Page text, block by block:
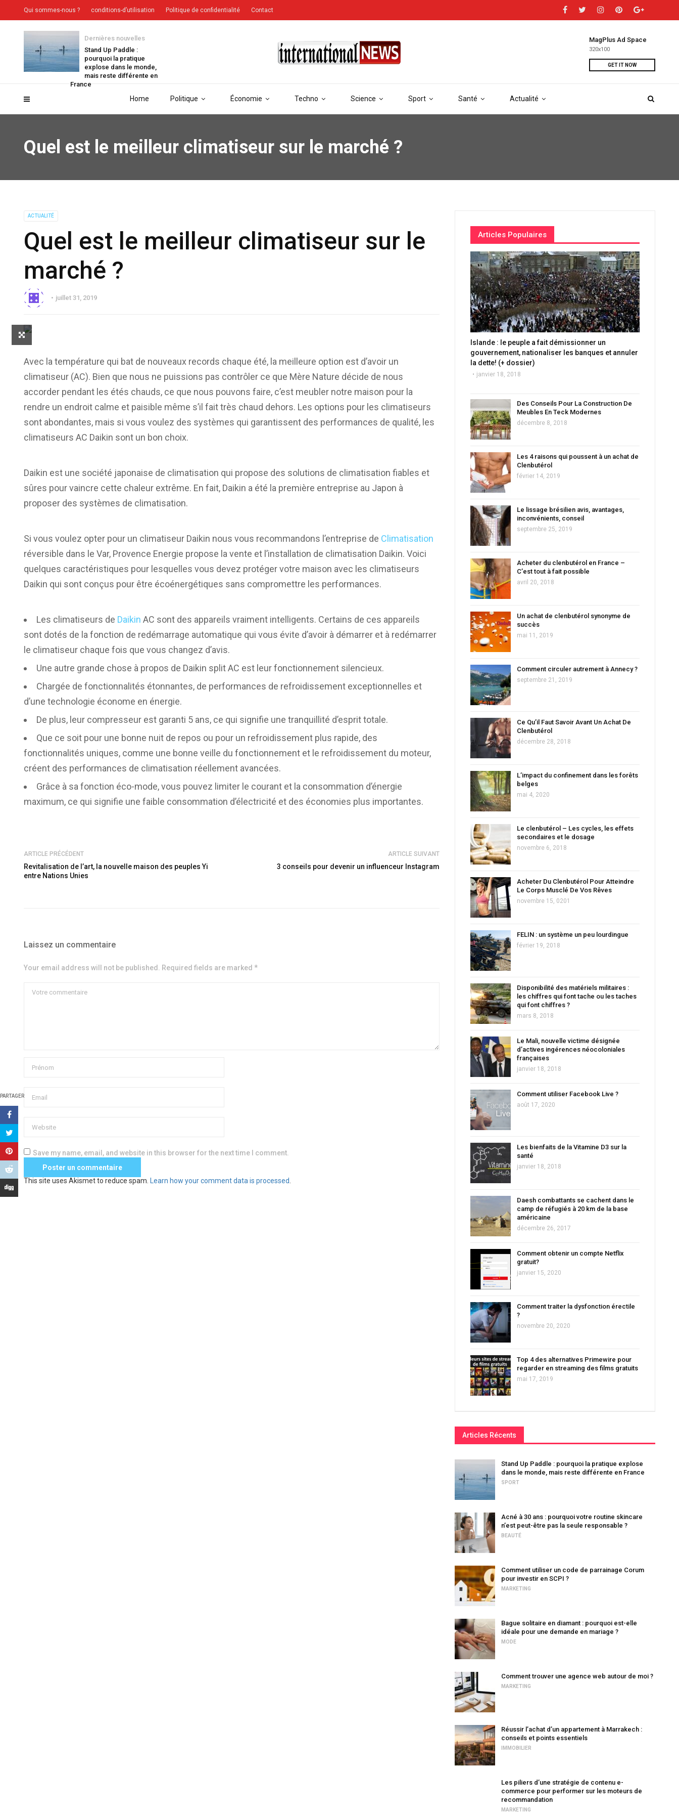
Home Politique Économie Techno Science Sport Santé Actualité
MagPlus Ad Space
320x100
GET IT NOW
Dernières nouvelles
Stand Up Paddle :
pourquoi la pratique
explose dans le monde,
mais reste différente en
France
Qui sommes-nous ? conditions-d’utilisation Politique de confidentialité Contact
Quel est le meilleur climatiseur sur le marché ?
ACTUALITÉ
Quel est le meilleur climatiseur sur le
marché ?
juillet 31, 2019
PARTAGER
Avec la température qui bat de nouveaux records chaque été, la meilleure option est d’avoir un
climatiseur (AC). Bien que nous ne puissions pas contrôler ce que Mère Nature décide de nous
accorder pendant les étés chauds, ce que nous pouvons faire, c’est meubler notre maison pour la
rendre un endroit calme et paisible même s’il fait très chaud dehors. Les options pour les climatiseurs
sont abondantes, mais si vous voulez des systèmes qui garantissent des performances de qualité, les
climatiseurs AC Daikin sont un bon choix.
Daikin est une société japonaise de climatisation qui propose des solutions de climatisation fiables et
sûres pour vaincre cette chaleur extrême. En fait, Daikin a été la première entreprise au Japon à
proposer des systèmes de climatisation.
Si vous voulez opter pour un climatiseur Daikin nous vous recommandons l’entreprise de Climatisation
réversible dans le Var, Provence Energie propose la vente et l’installation de climatisation Daikin. Voici
quelques caractéristiques pour lesquelles vous devez protéger votre maison avec les climatiseurs
Daikin qui sont conçus pour être écoénergétiques sans compromettre les performances.
Les climatiseurs de Daikin AC sont des appareils vraiment intelligents. Certains de ces appareils
sont dotés de la fonction de redémarrage automatique qui vous évite d’avoir à démarrer et à redémarrer
le climatiseur chaque fois que vous changez d’avis.
Une autre grande chose à propos de Daikin split AC est leur fonctionnement silencieux.
Chargée de fonctionnalités étonnantes, de performances de refroidissement exceptionnelles et
d’une technologie économe en énergie.
De plus, leur compresseur est garanti 5 ans, ce qui signifie une tranquillité d’esprit totale.
Que ce soit pour une bonne nuit de repos ou pour un refroidissement plus rapide, des
fonctionnalités uniques, comme une bonne veille du fonctionnement et le refroidissement du moteur,
créent des performances de climatisation réellement avancées.
Grâce à sa fonction éco-mode, vous pouvez limiter le courant et la consommation d’énergie
maximum, ce qui signifie une faible consommation d’électricité et des économies plus importantes.
ARTICLE PRÉCÉDENT
Revitalisation de l’art, la nouvelle maison des peuples Yi
entre Nations Unies
ARTICLE SUIVANT
3 conseils pour devenir un influenceur Instagram
Laissez un commentaire
Your email address will not be published. Required fields are marked *
Save my name, email, and website in this browser for the next time I comment.
This site uses Akismet to reduce spam. Learn how your comment data is processed
Articles Populaires
Islande : le peuple a fait démissionner un
gouvernement, nationaliser les banques et annuler
la dette! (+ dossier)
janvier 18, 2018
Des Conseils Pour La Construction De
Meubles En Teck Modernes
décembre 8, 2018
Les 4 raisons qui poussent à un achat de
Clenbutérol
février 14, 2019
Le lissage brésilien avis, avantages,
inconvénients, conseil
septembre 25, 2019
Acheter du clenbutérol en France –
C’est tout à fait possible
avril 20, 2018
Un achat de clenbutérol synonyme de
succès
mai 11, 2019
Comment circuler autrement à Annecy ?
septembre 21, 2019
Ce Qu’il Faut Savoir Avant Un Achat De
Clenbutérol
décembre 28, 2018
L’impact du confinement dans les forêts
belges
mai 4, 2020
Le clenbutérol – Les cycles, les effets
secondaires et le dosage
novembre 6, 2018
Acheter Du Clenbutérol Pour Atteindre
Le Corps Musclé De Vos Rêves
novembre 15, 0201
FELIN : un système un peu lourdingue
février 19, 2018
Disponibilité des matériels militaires :
les chiffres qui font tache ou les taches
qui font chiffres ?
mars 8, 2018
Le Mali, nouvelle victime désignée
d’actives ingérences néocoloniales
françaises
janvier 18, 2018
Comment utiliser Facebook Live ?
août 17, 2020
Les bienfaits de la Vitamine D3 sur la
santé
janvier 18, 2018
Daesh combattants se cachent dans le
camp de réfugiés à 20 km de la base
américaine
décembre 26, 2017
Comment obtenir un compte Netflix
gratuit?
janvier 15, 2020
Comment traiter la dysfonction érectile
?
novembre 20, 2020
Top 4 des alternatives Primewire pour
regarder en streaming des films gratuits
mai 17, 2019
Articles Récents
Stand Up Paddle : pourquoi la pratique explose
dans le monde, mais reste différente en France
SPORT
Acné à 30 ans : pourquoi votre routine skincare
n’est peut-être pas la seule responsable ?
BEAUTÉ
Comment utiliser un code de parrainage Corum
pour investir en SCPI ?
MARKETING
Bague solitaire en diamant : pourquoi est-elle
idéale pour une demande en mariage ?
MODE
Comment trouver une agence web autour de moi ?
MARKETING
Réussir l’achat d’un appartement à Marrakech :
conseils et points essentiels
IMMOBILIER
Les piliers d’une stratégie de contenu e-
commerce pour performer sur les moteurs de
recommandation
MARKETING